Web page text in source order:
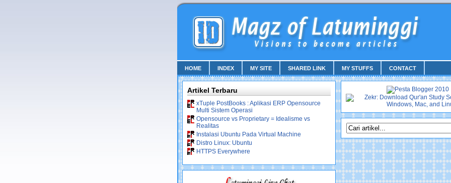
HOME INDEX MY SITE SHARED LINK MY STUFFS CONTACT
Artikel Terbaru
xTuple PostBooks : Aplikasi ERP Opensource
Multi Sistem Operasi
Opensource vs Proprietary = Idealisme vs
Realitas
Instalasi Ubuntu Pada Virtual Machine
Distro Linux: Ubuntu
HTTPS Everywhere